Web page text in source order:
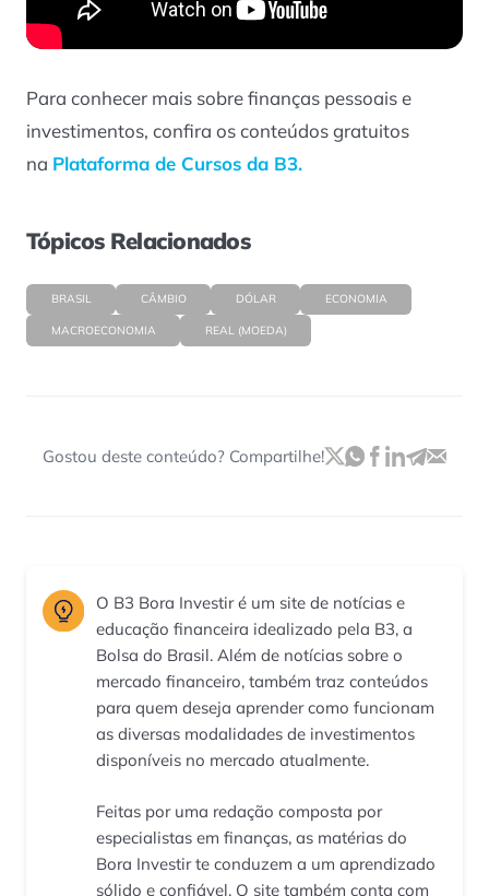
Para conhecer mais sobre finanças pessoais e
investimentos, confira os conteúdos gratuitos
na Plataforma de Cursos da B3.
Tópicos Relacionados
BRASIL CÂMBIO DÓLAR ECONOMIA
MACROECONOMIA REAL (MOEDA)
Gostou deste conteúdo? Compartilhe!
O B3 Bora Investir é um site de notícias e
educação financeira idealizado pela B3, a
Bolsa do Brasil. Além de notícias sobre o
mercado financeiro, também traz conteúdos
para quem deseja aprender como funcionam
as diversas modalidades de investimentos
disponíveis no mercado atualmente.
Feitas por uma redação composta por
especialistas em finanças, as matérias do
Bora Investir te conduzem a um aprendizado
sólido e confiável. O site também conta com